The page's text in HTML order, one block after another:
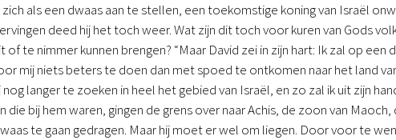
als een dwaas aan te stellen, een toekomstige koning van Israël
deed hij het toch weer. Wat zijn dit toch voor kuren van Gods
te nimmer kunnen brengen? “Maar David zei in zijn hart: Ik zal op een
mij niets beters te doen dan met spoed te ontkomen naar het land
langer te zoeken in heel het gebied van Israël, en zo zal ik uit zijn
bij hem waren, gingen de grens over naar Achis, de zoon van Maoch,
te gaan gedragen. Maar hij moet er wel om liegen. Door voor te